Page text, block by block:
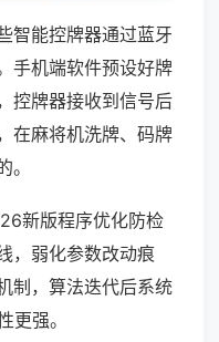
智能控牌器通过蓝牙
手机端软件预设好牌
控牌器接收到信号后
在麻将机洗牌、码牌
新版程序优化防检
，弱化参数改动痕
制，算法迭代后系统
更强。